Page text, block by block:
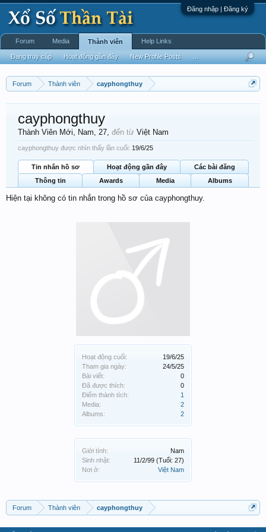
Đăng nhập | Đăng ký
Forum Thành viên cayphongthuy
Hoạt động cuối:
19/6/25
Tham gia ngày:
24/5/25
Bài viết:
0
Đã được thích:
0
Điểm thành tích:
1
Media:
2
Albums:
2
Giới tính:
Nam
Sinh nhật:
11/2/99 (Tuổi: 27)
Nơi ở:
Việt Nam
cayphongthuy
Thành Viên Mới, Nam, 27, đến từ Việt Nam
cayphongthuy được nhìn thấy lần cuối: 19/6/25
Tin nhắn hồ sơ Hoạt động gần đây
Các bài đăng
Thông tin
Awards Media Albums
Hiện tại không có tin nhắn trong hồ sơ của cayphongthuy.
Forum Thành viên cayphongthuy
Forum Media Thành viên
Đang truy cập Hoạt động gần đây New Profile Posts
Help Links